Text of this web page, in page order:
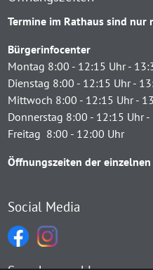
Termine im Rathaus sind nur
Bürgerinfocenter
Montag 8:00 - 12:15 Uhr -
Dienstag 8:00 - 12:15 Uhr -
Mittwoch 8:00 - 12:15 Uhr -
Donnerstag 8:00 - 12:15 Uhr
Freitag 8:00 - 12:00 Uhr
Öffnungszeiten der
Social Media